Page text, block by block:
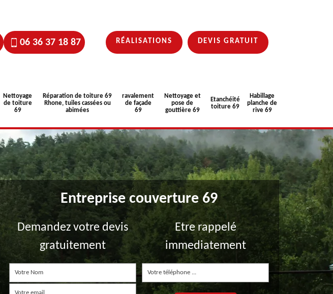
06 36 37 18 87 RÉALISATIONS DEVIS GRATUIT
Nettoyage
de toiture
69
Réparation de toiture 69
Rhone, tuiles cassées ou
abimées
ravalement
de façade
69
Nettoyage et
pose de
gouttière 69
Etanchéité
toiture 69
Habillage
planche de
rive 69
Entreprise couverture 69
Demandez votre devis
gratuitement
Etre rappelé
immediatement